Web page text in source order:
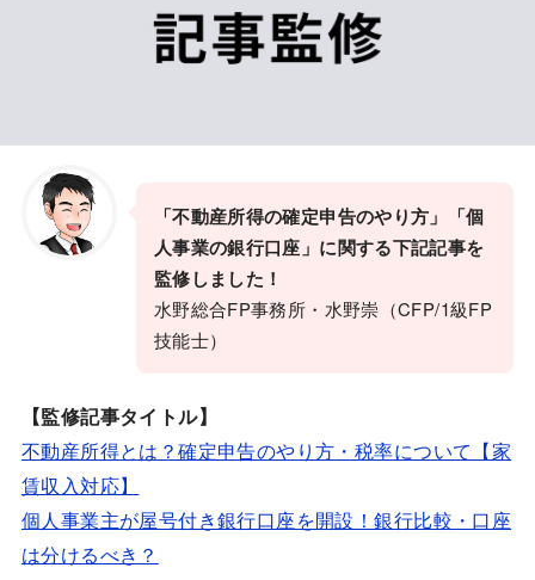
「不動産所得の確定申告のやり方」「個
人事業の銀行口座」 に関する下記記事を
監修しました！
水野総合FP事務所・水野崇（CFP/1級FP
技能士）
【監修記事タイトル】
不動産所得とは？確定申告のやり方・税率について【家
賃収入対応】
個人事業主が屋号付き銀行口座を開設！銀行比較・口座
は分けるべき？